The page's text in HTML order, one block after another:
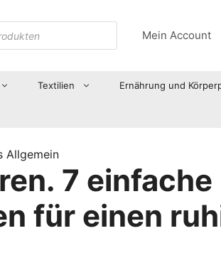
Mein Account
Textilien Ernährung und
Allgemein
7 einfache
für einen